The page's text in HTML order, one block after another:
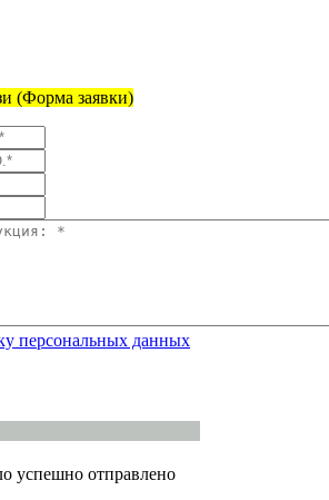
(Форма заявки)
персональных данных
успешно отправлено